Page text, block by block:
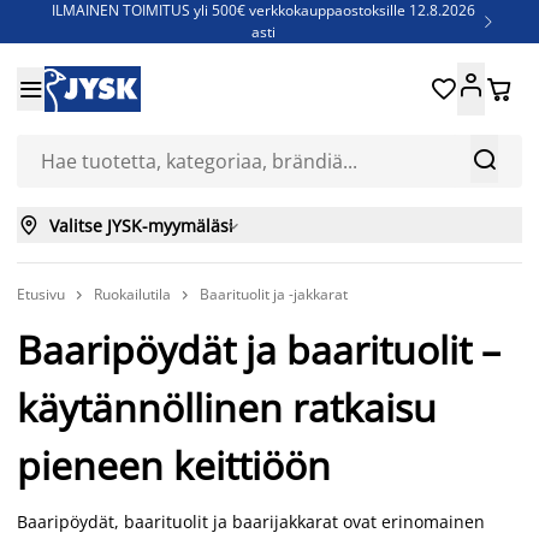
ILMAINEN TOIMITUS yli 500€ verkkokauppaostoksille 12.8.2026
asti

Jenkkisänkyjä - Säästä jopa 60%


 
 Valitse JYSK-myymäläsi
Etusivu  Ruokailutila  Baarituolit ja -jakkarat
Baaripöydät ja baarituolit –
käytännöllinen ratkaisu
pieneen keittiöön
Baaripöydät, baarituolit ja baarijakkarat ovat erinomainen